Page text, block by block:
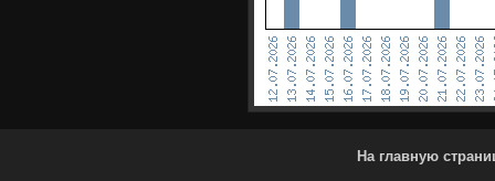
На главную